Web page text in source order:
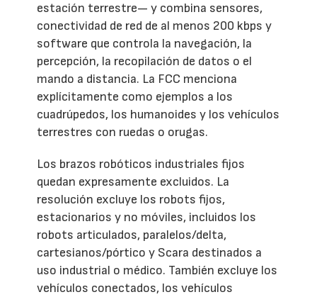
estación terrestre— y combina sensores,
conectividad de red de al menos 200 kbps y
software que controla la navegación, la
percepción, la recopilación de datos o el
mando a distancia. La FCC menciona
explícitamente como ejemplos a los
cuadrúpedos, los humanoides y los vehículos
terrestres con ruedas o orugas.
Los brazos robóticos industriales fijos
quedan expresamente excluidos. La
resolución excluye los robots fijos,
estacionarios y no móviles, incluidos los
robots articulados, paralelos/delta,
cartesianos/pórtico y Scara destinados a
uso industrial o médico. También excluye los
vehículos conectados, los vehículos